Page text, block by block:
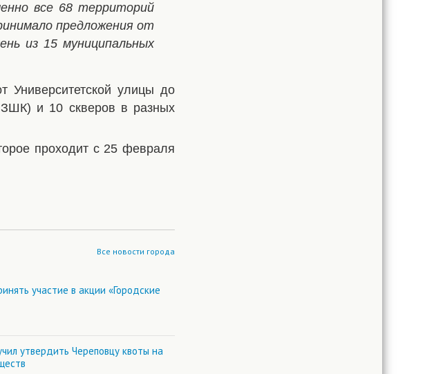
все 68 территорий
предложения от
из 15 муниципальных
улицы до
и 10 скверов в разных
проходит с 25 февраля
Все новости города
участие в акции «Городские
утвердить Череповцу квоты на